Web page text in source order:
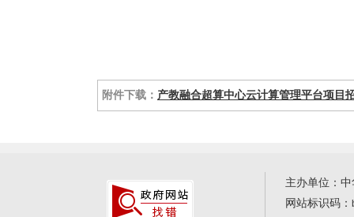
附件下载： 产教融合超算中心云计算管理平台项目
主办单位：
网站标识码：